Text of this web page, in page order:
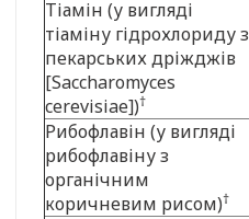
Тіамін (у вигляді
тіаміну гідрохлориду з
пекарських дріжджів
[Saccharomyces
cerevisiae])†
Рибофлавін (у вигляді
рибофлавіну з
органічним
коричневим рисом)†